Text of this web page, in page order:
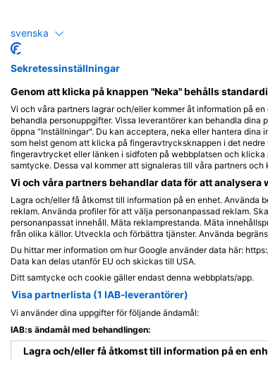
91Observationer
J F M A M J J A S O N D J
Dykcenter som serverar denna
Dive Center van de Ven
Caracasbaaiweg 360, 0000AA
Willemstad, Curacao
Curacao
svenska
Sekretessinställningar
Genom att klicka på knappen "Neka" behålls
Vi och våra partners lagrar och/eller kommer åt information på
behandla personuppgifter. Vissa leverantörer kan behandla
öppna "Inställningar". Du kan acceptera, neka eller hantera
som helst genom att klicka på fingeravtrycksknappen i det
fingeravtrycket eller länken i sidfoten på webbplatsen och
samtycke. Dessa val kommer att signaleras till våra partners
Vi och våra partners behandlar data för att
Lagra och/eller få åtkomst till information på en enhet. Använda
reklam. Använda profiler för att välja personanpassad reklam.
personanpassat innehåll. Mäta reklamprestanda. Mäta
från olika källor. Utveckla och förbättra tjänster. Använda
Du hittar mer information om hur Google använder data här:
Data kan delas utanför EU och skickas till USA.
Ditt samtycke och cookie gäller endast denna webbplats/app.
Visa partnerlista (1 IAB-leverantörer)
Vi använder dina uppgifter för följande ändamål:
IAB:s ändamål med behandlingen:
Lagra och/eller få åtkomst till information på en